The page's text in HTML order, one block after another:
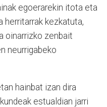
egoerarekin itota eta
herritarrak kezkatuta,
oinarrizko zenbait
neurrigabeko
hainbat izan dira
estualdian jarri